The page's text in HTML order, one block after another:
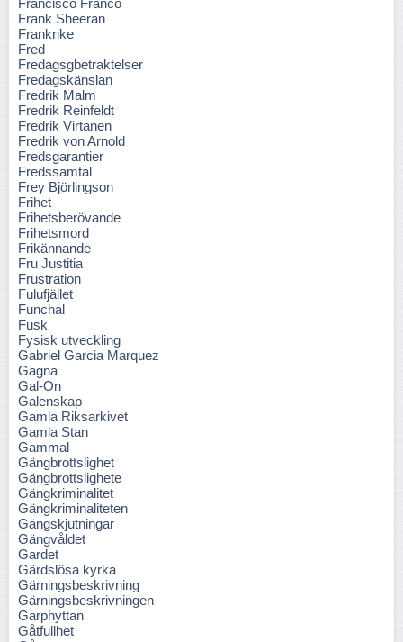
Francisco Franco
Frank Sheeran
Frankrike
Fred
Fredagsgbetraktelser
Fredagskänslan
Fredrik Malm
Fredrik Reinfeldt
Fredrik Virtanen
Fredrik von Arnold
Fredsgarantier
Fredssamtal
Frey Björlingson
Frihet
Frihetsberövande
Frihetsmord
Frikännande
Fru Justitia
Frustration
Fulufjället
Funchal
Fusk
Fysisk utveckling
Gabriel Garcia Marquez
Gagna
Gal-On
Galenskap
Gamla Riksarkivet
Gamla Stan
Gammal
Gängbrottslighet
Gängbrottslighete
Gängkriminalitet
Gängkriminaliteten
Gängskjutningar
Gängvåldet
Gardet
Gärdslösa kyrka
Gärningsbeskrivning
Gärningsbeskrivningen
Garphyttan
Gåtfullhet